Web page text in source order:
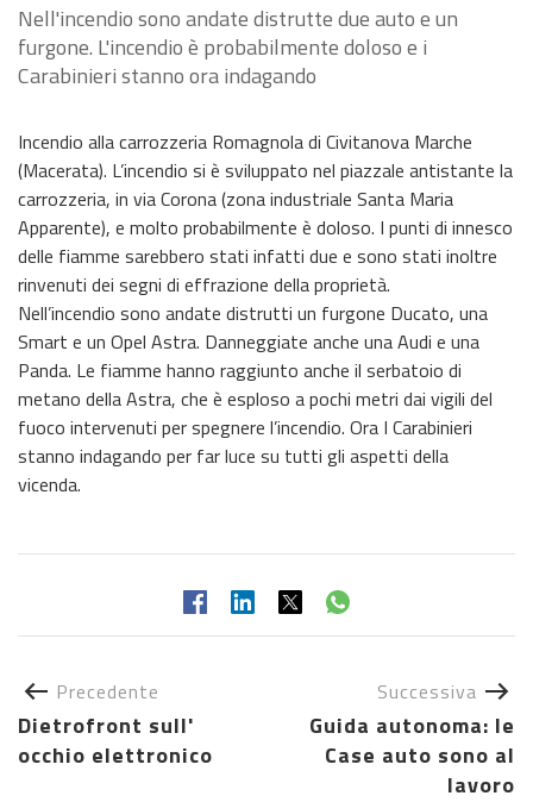
Nell'incendio sono andate distrutte due auto e un
furgone. L'incendio è probabilmente doloso e i
Carabinieri stanno ora indagando
Incendio alla carrozzeria Romagnola di Civitanova Marche
(Macerata). L’incendio si è sviluppato nel piazzale antistante la
carrozzeria, in via Corona (zona industriale Santa Maria
Apparente), e molto probabilmente è doloso. I punti di innesco
delle fiamme sarebbero stati infatti due e sono stati inoltre
rinvenuti dei segni di effrazione della proprietà.
Nell’incendio sono andate distrutti un furgone Ducato, una
Smart e un Opel Astra. Danneggiate anche una Audi e una
Panda. Le fiamme hanno raggiunto anche il serbatoio di
metano della Astra, che è esploso a pochi metri dai vigili del
fuoco intervenuti per spegnere l’incendio. Ora I Carabinieri
stanno indagando per far luce su tutti gli aspetti della
vicenda.
Precedente
Dietrofront sull'
occhio elettronico
Successiva
Guida autonoma: le
Case auto sono al
lavoro